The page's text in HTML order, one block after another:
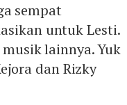
sempat
untuk Lesti.
lainnya. Yuk
dan Rizky